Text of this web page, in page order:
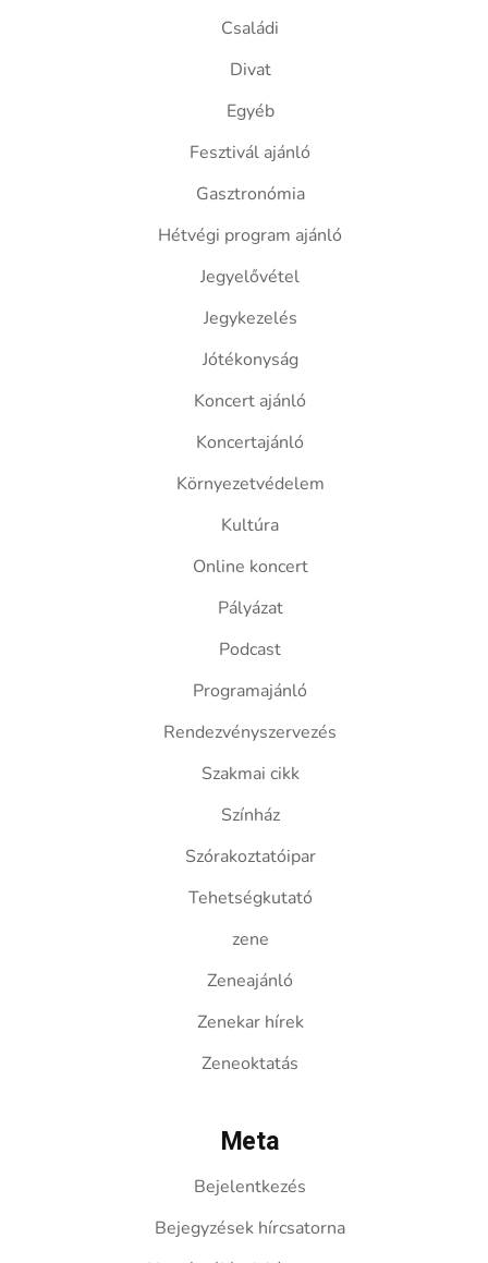
Családi
Divat
Egyéb
Fesztivál ajánló
Gasztronómia
Hétvégi program ajánló
Jegyelővétel
Jegykezelés
Jótékonyság
Koncert ajánló
Koncertajánló
Környezetvédelem
Kultúra
Online koncert
Pályázat
Podcast
Programajánló
Rendezvényszervezés
Szakmai cikk
Színház
Szórakoztatóipar
Tehetségkutató
zene
Zeneajánló
Zenekar hírek
Zeneoktatás
Meta
Bejelentkezés
Bejegyzések hírcsatorna